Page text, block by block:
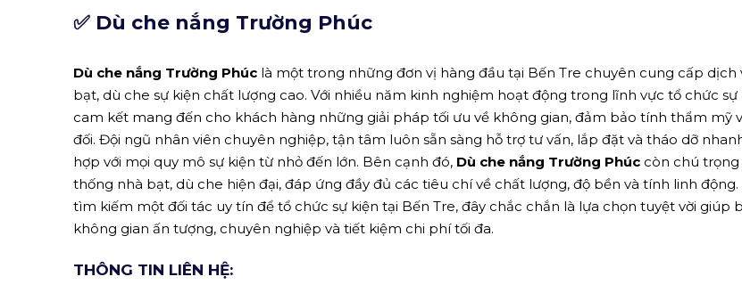
✅ Dù che nắng Trường Phúc
Dù che nắng Trường Phúc là một trong những đơn vị hàng đầu tại Bến Tre chuyên cung cấp dịch
bạt, dù che sự kiện chất lượng cao. Với nhiều năm kinh nghiệm hoạt động trong lĩnh vực tổ chức sự
cam kết mang đến cho khách hàng những giải pháp tối ưu về không gian, đảm bảo tính thẩm mỹ
đối. Đội ngũ nhân viên chuyên nghiệp, tận tâm luôn sẵn sàng hỗ trợ tư vấn, lắp đặt và tháo dỡ
hợp với mọi quy mô sự kiện từ nhỏ đến lớn. Bên cạnh đó, Dù che nắng Trường Phúc còn chú
thống nhà bạt, dù che hiện đại, đáp ứng đầy đủ các tiêu chí về chất lượng, độ bền và tính linh
tìm kiếm một đối tác uy tín để tổ chức sự kiện tại Bến Tre, đây chắc chắn là lựa chọn tuyệt vời giúp
không gian ấn tượng, chuyên nghiệp và tiết kiệm chi phí tối đa.
THÔNG TIN LIÊN HỆ: